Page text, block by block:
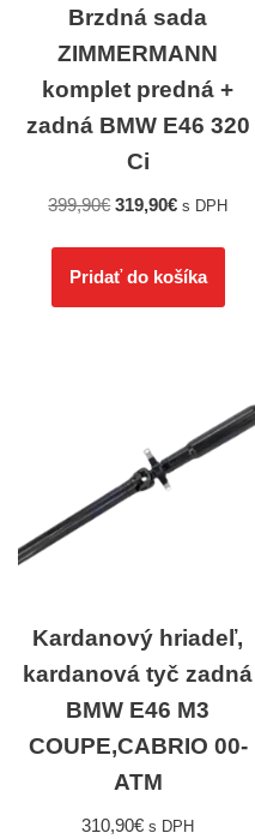
Brzdná sada
ZIMMERMANN
komplet predná +
zadná BMW E46 320
Ci
399,90€ 319,90€ s DPH
Pridať do košíka
Kardanový hriadeľ,
kardanová tyč zadná
BMW E46 M3
COUPE,CABRIO 00-
ATM
310,90€ s DPH